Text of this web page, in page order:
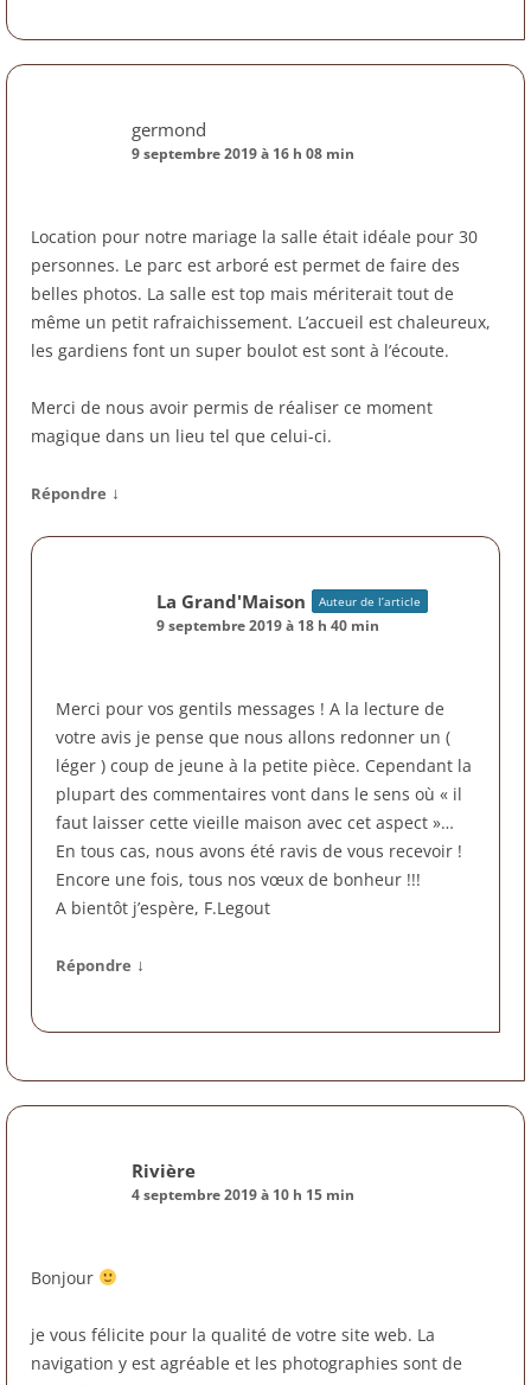
germond
9 septembre 2019 à 16 h 08 min
Location pour notre mariage la salle était idéale pour 30
personnes. Le parc est arboré est permet de faire des
belles photos. La salle est top mais mériterait tout de
même un petit rafraichissement. L’accueil est chaleureux,
les gardiens font un super boulot est sont à l’écoute.
Merci de nous avoir permis de réaliser ce moment
magique dans un lieu tel que celui-ci.
Répondre ↓
La Grand'Maison Auteur de l’article
9 septembre 2019 à 18 h 40 min
Merci pour vos gentils messages ! A la lecture de
votre avis je pense que nous allons redonner un (
léger ) coup de jeune à la petite pièce. Cependant la
plupart des commentaires vont dans le sens où « il
faut laisser cette vieille maison avec cet aspect »…
En tous cas, nous avons été ravis de vous recevoir !
Encore une fois, tous nos vœux de bonheur !!!
A bientôt j’espère, F.Legout
Répondre ↓
Rivière
4 septembre 2019 à 10 h 15 min
Bonjour
je vous félicite pour la qualité de votre site web. La
navigation y est agréable et les photographies sont de